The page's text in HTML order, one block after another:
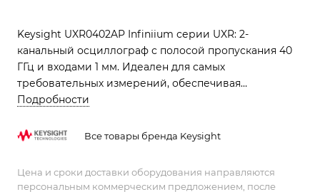
Keysight UXR0402AP Infiniium серии UXR: 2-
канальный осциллограф с полосой пропускания 40
ГГц и входами 1 мм. Идеален для самых
требовательных измерений, обеспечивая
непревзойденную точность и четкость сигнала.
Подробности
Все товары бренда Keysight
Цена и сроки доставки оборудования направляются
персональным коммерческим предложением, после